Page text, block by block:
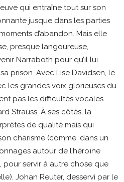
qui entraîne tout sur son
jusque dans les parties
d’abandon. Mais elle
presque langoureuse,
Narraboth pour qu’il lui
prison. Avec Lise Davidsen, le
les grandes voix glorieuses du
pas les difficultés vocales
Strauss. À ses côtés, la
de qualité mais qui
charisme (comme, dans un
autour de l’héroïne
pour servir à autre chose que
Johan Reuter, desservi par le